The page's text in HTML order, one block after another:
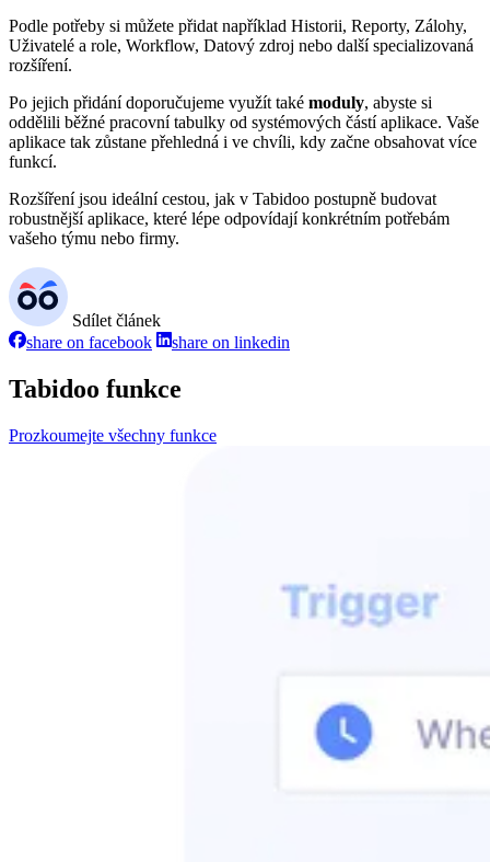
Podle potřeby si můžete přidat například Historii, Reporty, Zálohy,
Uživatelé a role, Workflow, Datový zdroj nebo další specializovaná
rozšíření.
Po jejich přidání doporučujeme využít také moduly, abyste si
oddělili běžné pracovní tabulky od systémových částí aplikace. Vaše
aplikace tak zůstane přehledná i ve chvíli, kdy začne obsahovat více
funkcí.
Rozšíření jsou ideální cestou, jak v Tabidoo postupně budovat
robustnější aplikace, které lépe odpovídají konkrétním potřebám
vašeho týmu nebo firmy.
Sdílet článek
share on facebook
share on linkedin
Tabidoo funkce
Prozkoumejte všechny funkce